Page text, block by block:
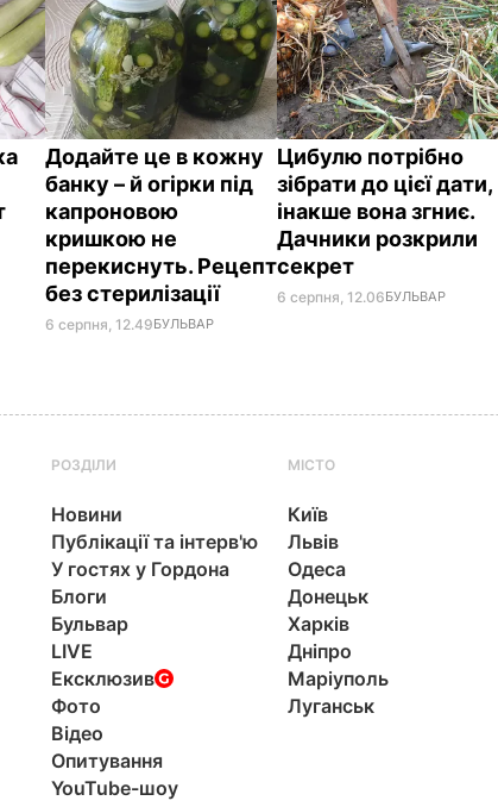
Додайте це в кожну
банку – й огірки під
капроновою
кришкою не
перекиснуть. Рецепт
без стерилізації
6 серпня, 12.49БУЛЬВАР
Цибулю потрібно
зібрати до цієї дати,
інакше вона згниє.
Дачники розкрили
секрет
6 серпня, 12.06БУЛЬВАР
РОЗДІЛИ
Новини
Публікації та інтерв'ю
У гостях у Гордона
Блоги
Бульвар
LIVE
Ексклюзив
Фото
Відео
Опитування
YouTube-шоу
МІСТО
Київ
Львів
Одеса
Донецьк
Харків
Дніпро
Маріуполь
Луганськ